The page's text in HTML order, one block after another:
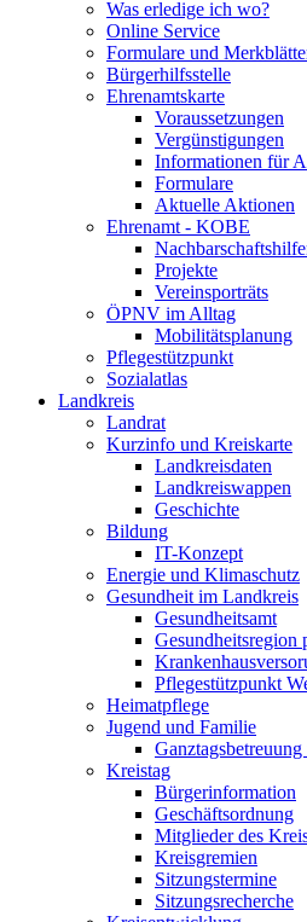
Was erledige ich wo?
Online Service
Formulare und
Bürgerhilfsstelle
Ehrenamtskarte
Voraussetzungen
Vergünstigungen
Informationen für
Formulare
Aktuelle Aktionen
Ehrenamt - KOBE
Projekte
Vereinsporträts
ÖPNV im Alltag
Mobilitätsplanung
Pflegestützpunkt
Sozialatlas
Landkreis
Landrat
Kurzinfo und Kreiskarte
Landkreisdaten
Landkreiswappen
Geschichte
Bildung
IT-Konzept
Energie und Klimaschutz
Gesundheit im Landkreis
Gesundheitsamt
Gesundheitsregion
Pflegestützpunkt
Heimatpflege
Jugend und Familie
Kreistag
Bürgerinformation
Geschäftsordnung
Mitglieder des
Kreisgremien
Sitzungstermine
Sitzungsrecherche